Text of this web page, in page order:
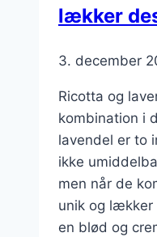
lækker
3. december
Ricotta og
kombination i
lavendel er to
ikke
men når de
unik og lækker
en blød og